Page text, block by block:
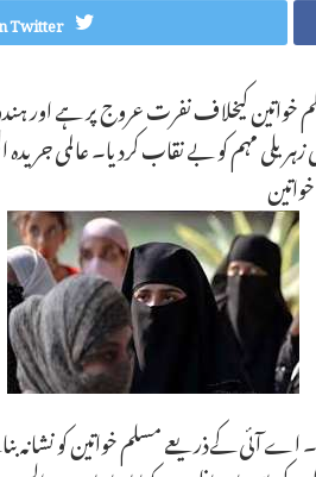
Twitter
کیخلاف نفرت عروج پر ہے اور
زہریلی مہم کو بے نقاب کردیا۔ عالمی
آئی کےذریعے مسلم خواتین کو نشانہ